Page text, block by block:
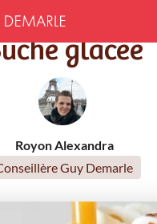
Bûche glacée
glacée
Royon Alexandra
Guy Demarle